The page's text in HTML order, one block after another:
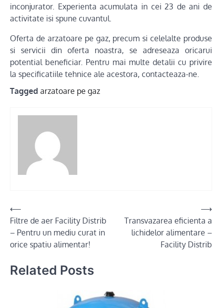
inconjurator. Experienta acumulata in cei 23 de ani de
activitate isi spune cuvantul.
Oferta de arzatoare pe gaz, precum si celelalte produse
si servicii din oferta noastra, se adreseaza oricarui
potential beneficiar. Pentru mai multe detalii cu privire
la specificatiile tehnice ale acestora, contacteaza-ne.
Tagged arzatoare pe gaz
Post
navigation
⟵
Filtre de aer Facility Distrib
– Pentru un mediu curat in
orice spatiu alimentar!
Transvazarea eficienta a
lichidelor alimentare –
Facility Distrib
⟶
Related Posts